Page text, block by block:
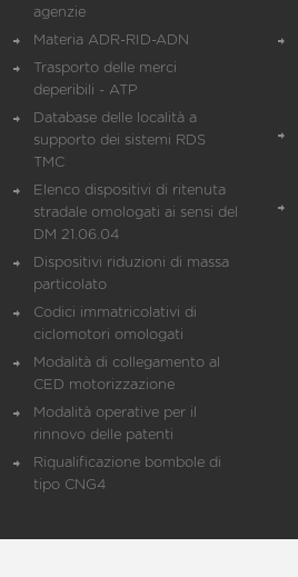
agenzie
Materia ADR-RID-ADN
Trasporto delle merci
deperibili - ATP
Database delle località a
supporto dei sistemi RDS
TMC
Elenco dispositivi di ritenuta
stradale omologati ai sensi del
DM 21.06.04
Dispositivi riduzioni di massa
particolato
Codici immatricolativi di
ciclomotori omologati
Modalità di collegamento al
CED motorizzazione
Modalità operative per il
rinnovo delle patenti
Riqualificazione bombole di
tipo CNG4